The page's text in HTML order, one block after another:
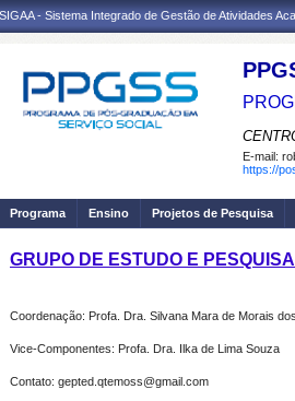
SIGAA - Sistema Integrado de Gestão de Atividades
E-mail:
https://
Programa Ensino Projetos de Pesquisa
GRUPO DE ESTUDO E
Coordenação: Profa. Dra. Silvana Mara de Morais
Vice-Componentes: Profa. Dra. Ilka de Lima Souza
Contato: gepted.qtemoss@gmail.com